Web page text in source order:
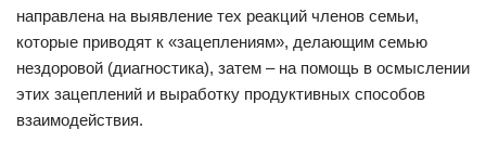
направлена на выявление тех реакций членов семьи,
которые приводят к «зацеплениям», делающим семью
нездоровой (диагностика), затем – на помощь в осмыслении
этих зацеплений и выработку продуктивных способов
взаимодействия.